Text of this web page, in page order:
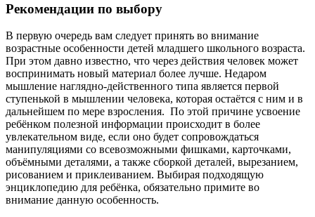
Рекомендации по выбору
В первую очередь вам следует принять во внимание
возрастные особенности детей младшего школьного возраста.
При этом давно известно, что через действия человек может
воспринимать новый материал более лучше. Недаром
мышление наглядно-действенного типа является первой
ступенькой в мышлении человека, которая остаётся с ним и в
дальнейшем по мере взросления. По этой причине усвоение
ребёнком полезной информации происходит в более
увлекательном виде, если оно будет сопровождаться
манипуляциями со всевозможными фишками, карточками,
объёмными деталями, а также сборкой деталей, вырезанием,
рисованием и приклеиванием. Выбирая подходящую
энциклопедию для ребёнка, обязательно примите во
внимание данную особенность.